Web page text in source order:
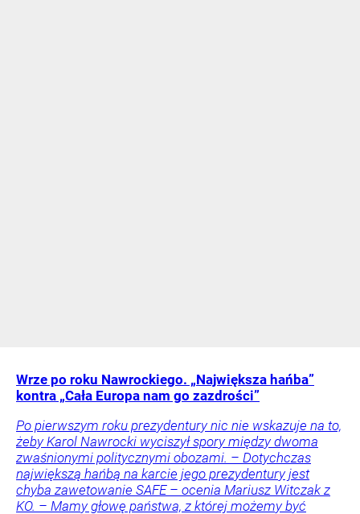
Wrze po roku Nawrockiego. „Największa hańba”
kontra „Cała Europa nam go zazdrości”
Po pierwszym roku prezydentury nic nie wskazuje na to,
żeby Karol Nawrocki wyciszył spory między dwoma
zwaśnionymi politycznymi obozami. – Dotychczas
największą hańbą na karcie jego prezydentury jest
chyba zawetowanie SAFE – ocenia Mariusz Witczak z
KO. – Mamy głowę państwa, z której możemy być